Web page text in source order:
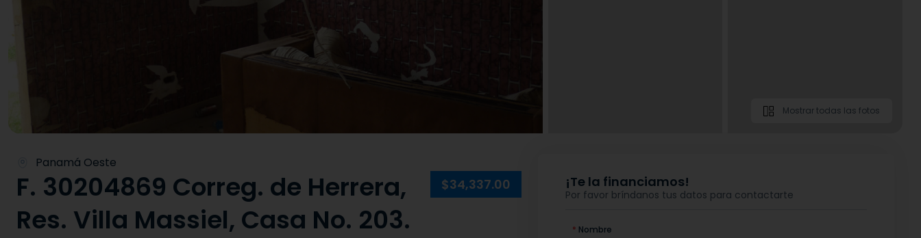
Mostrar todas las fotos
Panamá Oeste
F. 30204869 Correg. de Herrera,
Res. Villa Massiel, Casa No. 203.
$34,337.00 ¡Te la financiamos!
Por favor bríndanos tus datos para contactarte
* Nombre